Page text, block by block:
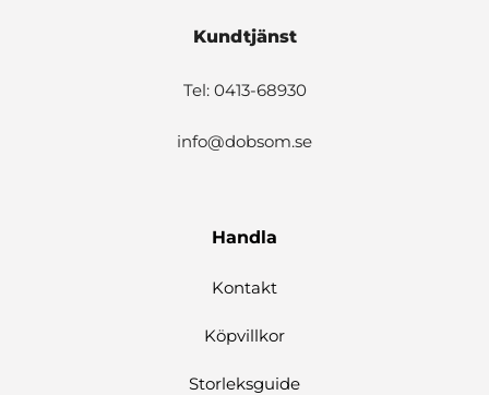
Kundtjänst
Tel: 0413-68930
info@dobsom.se
Handla
Kontakt
Köpvillkor
Storleksguide